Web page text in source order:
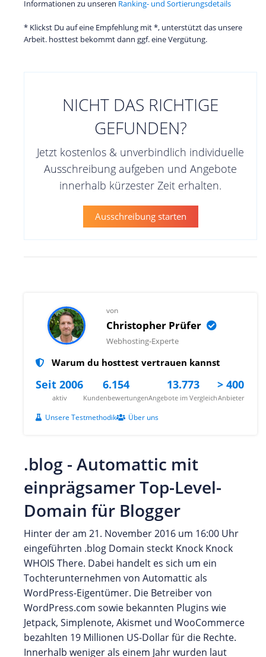
Informationen zu unseren Ranking- und Sortierungsdetails
* Klickst Du auf eine Empfehlung mit *, unterstützt das unsere
Arbeit. hosttest bekommt dann ggf. eine Vergütung.
NICHT DAS RICHTIGE
GEFUNDEN?
Jetzt kostenlos & unverbindlich individuelle
Ausschreibung aufgeben und Angebote
innerhalb kürzester Zeit erhalten.
Ausschreibung starten
von
Christopher Prüfer
Webhosting-Experte
Warum du hosttest vertrauen kannst
Seit 2006
aktiv
6.154
Kundenbewertungen
13.773
Angebote im Vergleich
> 400
Anbieter
Unsere Testmethodik Über uns
.blog - Automattic mit
einprägsamer Top-Level-
Domain für Blogger
Hinter der am 21. November 2016 um 16:00 Uhr
eingeführten .blog Domain steckt Knock Knock
WHOIS There. Dabei handelt es sich um ein
Tochterunternehmen von Automattic als
WordPress-Eigentümer. Die Betreiber von
WordPress.com sowie bekannten Plugins wie
Jetpack, Simplenote, Akismet und WooCommerce
bezahlten 19 Millionen US-Dollar für die Rechte.
Innerhalb weniger als einem Jahr wurden laut